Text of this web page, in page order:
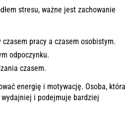
stresu, ważne jest zachowanie
pracy a czasem osobistym.
odpoczynku.
czasem.
energię i motywację. Osoba, która
i podejmuje bardziej